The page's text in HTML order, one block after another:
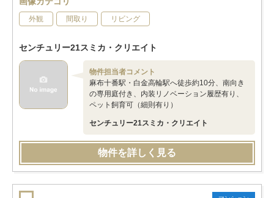
外観 間取り リビング
センチュリー21スミカ・クリエイト
物件担当者コメント
麻布十番駅・白金高輪駅へ徒歩約10分、南向き
の専用庭付き、内装リノベーション履歴有り、
ペット飼育可（細則有り）
センチュリー21スミカ・クリエイト
物件を詳しく見る